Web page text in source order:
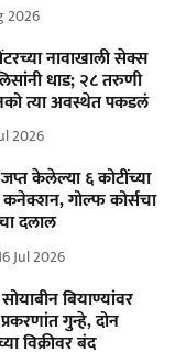
2026
नावाखाली सेक्स
धाड; २८ तरुणी
त्या अवस्थेत पकडलं
2026
केलेल्या ६ कोटींच्या
कनेक्शन, गोल्फ कोर्सचा
दलाल
Jul 2026
बियाण्यांवर
गुन्हे, दोन
विक्रीवर बंद